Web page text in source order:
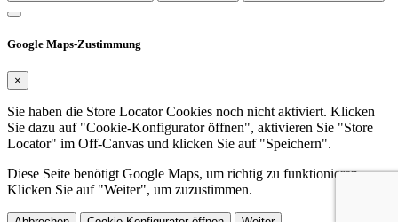
Google Maps-Zustimmung
×
Sie haben die Store Locator Cookies noch nicht aktiviert. Klicken
Sie dazu auf "Cookie-Konfigurator öffnen", aktivieren Sie "Store
Locator" im Off-Canvas und klicken Sie auf "Speichern".
Diese Seite benötigt Google Maps, um richtig zu funktionieren.
Klicken Sie auf "Weiter", um zuzustimmen.